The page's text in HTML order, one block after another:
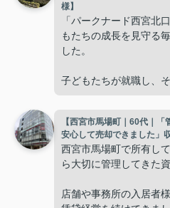
様】
「パークナード西宮北
もたちの成長を見守る
した。
子どもたちが就職し、
使わない部屋が増え、
「今の私たちには少し
【西宮市馬場町｜60代｜
安心して売却できました」
西宮市馬場町で所有し
ら大切に管理してきた資
店舗や事務所の入居者